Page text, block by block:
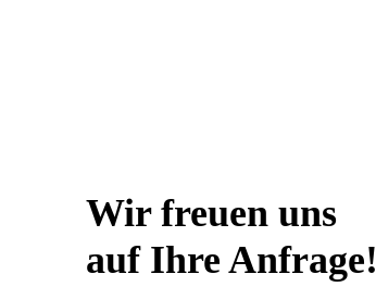
Wir freuen uns
auf Ihre Anfrage!